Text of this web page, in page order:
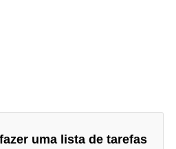
uma lista de tarefas